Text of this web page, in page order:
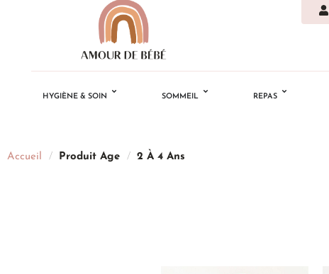
HYGIÈNE & SOIN SOMMEIL REPAS
Accueil / Produit Age / 2 À 4 Ans